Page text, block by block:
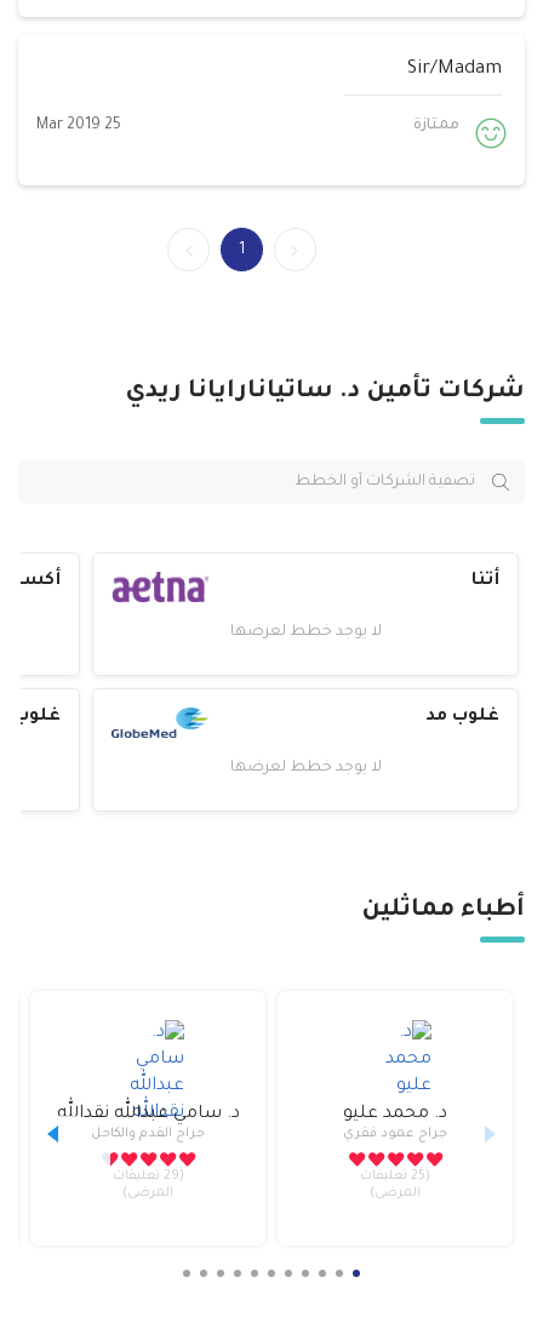
Sir/Madam
ممتازة 25 Mar 2019
1
شركات تأمين د. ساتيانارايانا ريدي
أتنا
لا يوجد خطط لعرضها
أكسا
غلوب مد
لا يوجد خطط لعرضها
غلوب
أطباء مماثلين
د. محمد عليو
جراح عمود فقري
(25 تعليقات
المرضى)
د. سامي عبدالله نقدالله
جراح القدم والكاحل
(29 تعليقات
المرضى)